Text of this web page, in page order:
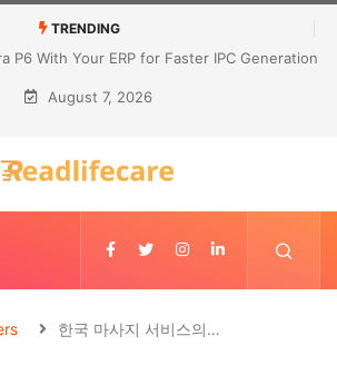
TRENDING
P6 With Your ERP for Faster IPC Generation
August 7, 2026
한국 마사지 서비스의…